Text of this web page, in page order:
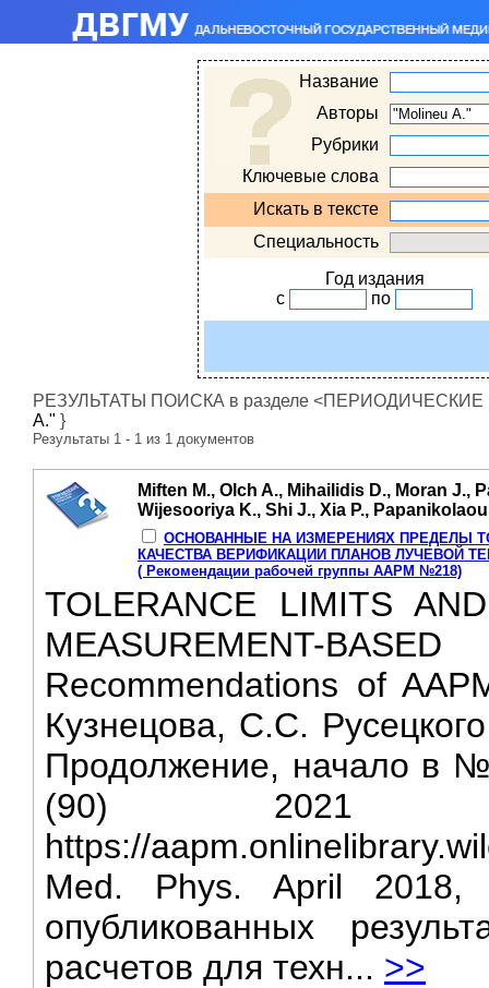
Название
Авторы
Рубрики
Ключевые слова
Искать в тексте
Специальность
Год издания
с
по
РЕЗУЛЬТАТЫ ПОИСКА в разделе <ПЕРИОДИЧЕСКИЕ
A." }
Результаты 1 - 1 из 1 документов
Miften M., Olch A., Mihailidis D., Moran J.,
Wijesooriya K., Shi J., Xia P.,
ОСНОВАННЫЕ НА ИЗМЕРЕНИЯХ ПРЕДЕЛЫ
КАЧЕСТВА ВЕРИФИКАЦИИ ПЛАНОВ ЛУЧЕВОЙ
( Рекомендации рабочей группы ААРМ №218)
TOLERANCE LIMITS
MEASUREMENT-
Recommendations of
Кузнецова, С.С.
Продолжение, начало в
(90) 2021
https://
Med. Phys. April
опубликованных
расчетов для техн... >>